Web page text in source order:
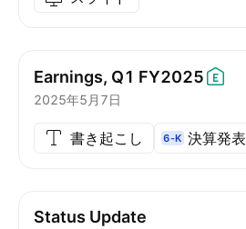
Earnings, Q1 FY2025
2025年5月7日
書き起こし 6-K 決算発表
Status Update